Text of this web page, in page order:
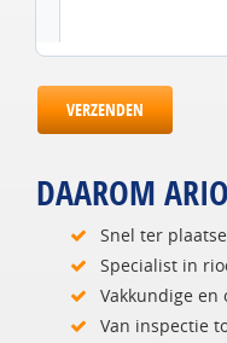
VERZENDEN
DAAROM
Snel ter plaatse
Specialist in
Vakkundige en
Van inspectie